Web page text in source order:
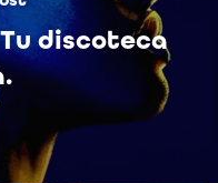
Tu discoteca